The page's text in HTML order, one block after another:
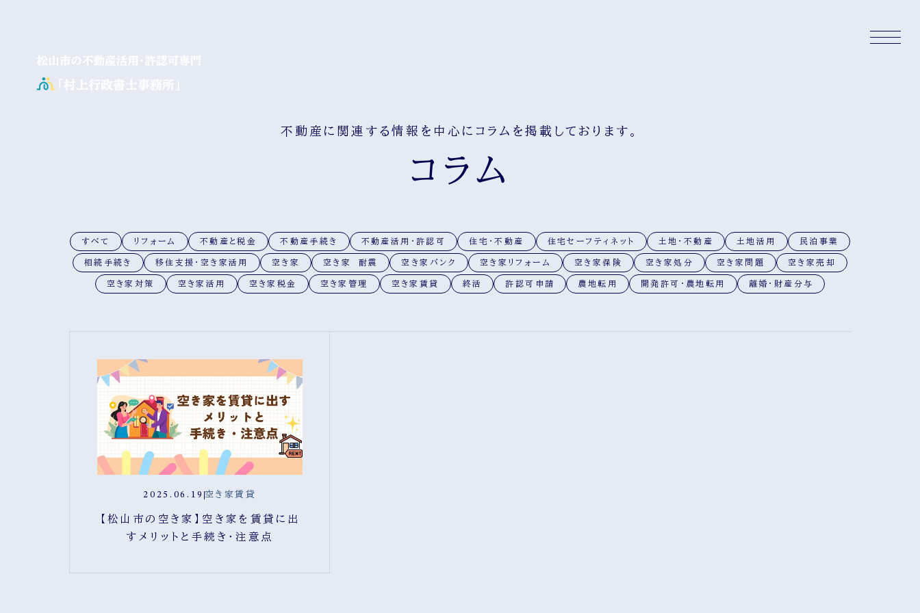
不動産に関連する情報を中心にコラムを掲載しております。
コラム
すべて リフォーム 不動産と税金 不動産手続き 不動産活用・許認可 住宅・不動産 住宅セーフティネット 土地・不動産 土地活用 民泊事業
相続手続き 移住支援・空き家活用 空き家 空き家 耐震 空き家バンク 空き家リフォーム 空き家保険 空き家処分 空き家問題 空き家売却
空き家対策 空き家活用 空き家税金 空き家管理 空き家賃貸 終活 許認可申請 農地転用 開発許可・農地転用 離婚・財産分与
2025.06.19 空き家賃貸
【松山市の空き家】空き家を賃貸に出
すメリットと手続き・注意点